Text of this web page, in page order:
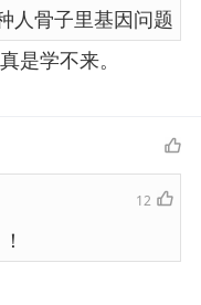
人骨子里基因问题
是学不来。
12